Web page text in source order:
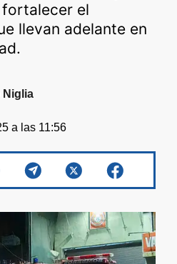
el
llevan adelante en
Niglia
a las 11:56